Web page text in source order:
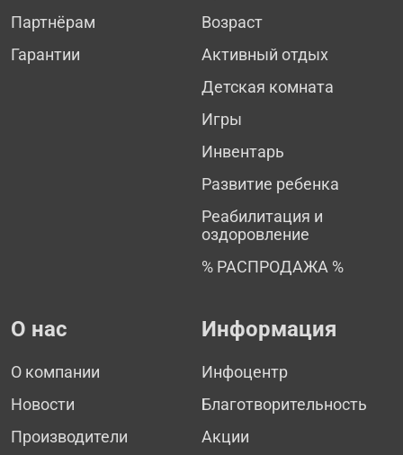
Партнёрам
Гарантии
Возраст
Активный отдых
Детская комната
Игры
Инвентарь
Развитие ребенка
Реабилитация и
оздоровление
% РАСПРОДАЖА %
О нас
О компании
Новости
Производители
Информация
Инфоцентр
Благотворительность
Акции